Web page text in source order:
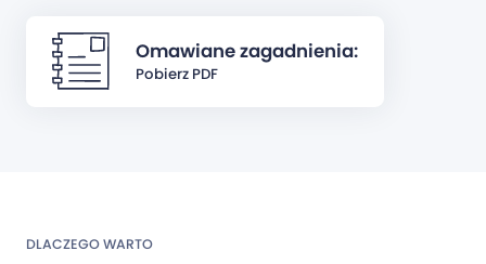
Omawiane zagadnienia:
Pobierz PDF
DLACZEGO WARTO